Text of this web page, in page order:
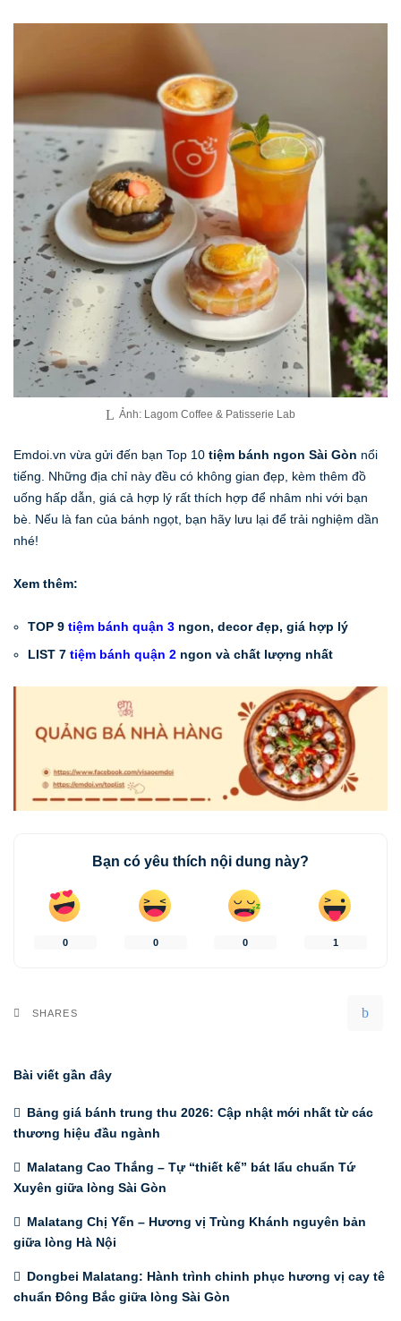
Ảnh: Lagom Coffee & Patisserie Lab
Emdoi.vn vừa gửi đến bạn Top 10 tiệm bánh ngon Sài Gòn nổi
tiếng. Những địa chỉ này đều có không gian đẹp, kèm thêm đồ
uống hấp dẫn, giá cả hợp lý rất thích hợp để nhâm nhi với bạn
bè. Nếu là fan của bánh ngọt, bạn hãy lưu lại để trải nghiệm dần
nhé!
Xem thêm:
TOP 9 tiệm bánh quận 3 ngon, decor đẹp, giá hợp lý
LIST 7 tiệm bánh quận 2 ngon và chất lượng nhất
Bạn có yêu thích nội dung này?
0 0 0 1
SHARES
Bài viết gần đây
Bảng giá bánh trung thu 2026: Cập nhật mới nhất từ các
thương hiệu đầu ngành
Malatang Cao Thắng – Tự “thiết kế” bát lẩu chuẩn Tứ
Xuyên giữa lòng Sài Gòn
Malatang Chị Yến – Hương vị Trùng Khánh nguyên bản
giữa lòng Hà Nội
Dongbei Malatang: Hành trình chinh phục hương vị cay tê
chuẩn Đông Bắc giữa lòng Sài Gòn